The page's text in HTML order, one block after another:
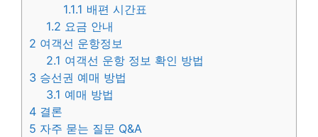
1.1.1 배편 시간표
1.2 요금 안내
2 여객선 운항정보
2.1 여객선 운항 정보 확인 방법
3 승선권 예매 방법
3.1 예매 방법
4 결론
5 자주 묻는 질문 Q&A